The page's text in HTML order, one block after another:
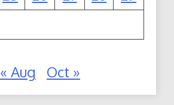
« Aug Oct »